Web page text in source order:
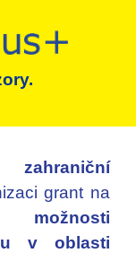
zahraniční
grant na
možnosti
v oblasti